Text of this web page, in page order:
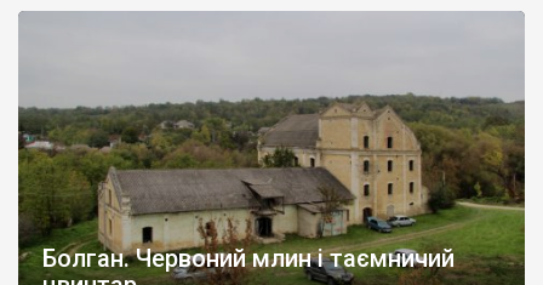
Болган. Червоний млин і таємничий